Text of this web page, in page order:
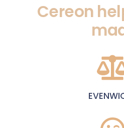
Cereon